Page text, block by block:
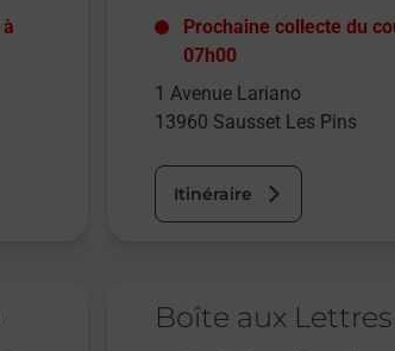
à
Prochaine collecte du
07h00
1 Avenue Lariano
13960 Sausset Les Pins
Itinéraire
Boîte aux